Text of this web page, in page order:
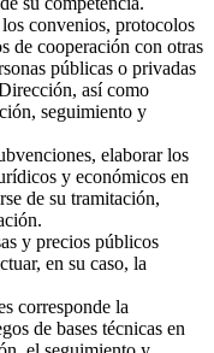
convenios, protocolos
de cooperación con otras
públicas o privadas
así como
seguimiento y
elaborar los
y económicos en
de su tramitación,
y precios públicos
en su caso, la
corresponde la
de bases técnicas en